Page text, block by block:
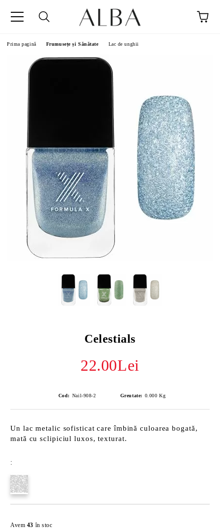
Prima pagină Frumusețe și Sănătate Lac de unghii
Celestials
22.00Lei
Cod: Nail-908-2 Greutate: 0.000 Kg
Un lac metalic sofisticat care îmbină culoarea bogată,
mată cu sclipiciul luxos, texturat.
:
Avem 43 în stoc